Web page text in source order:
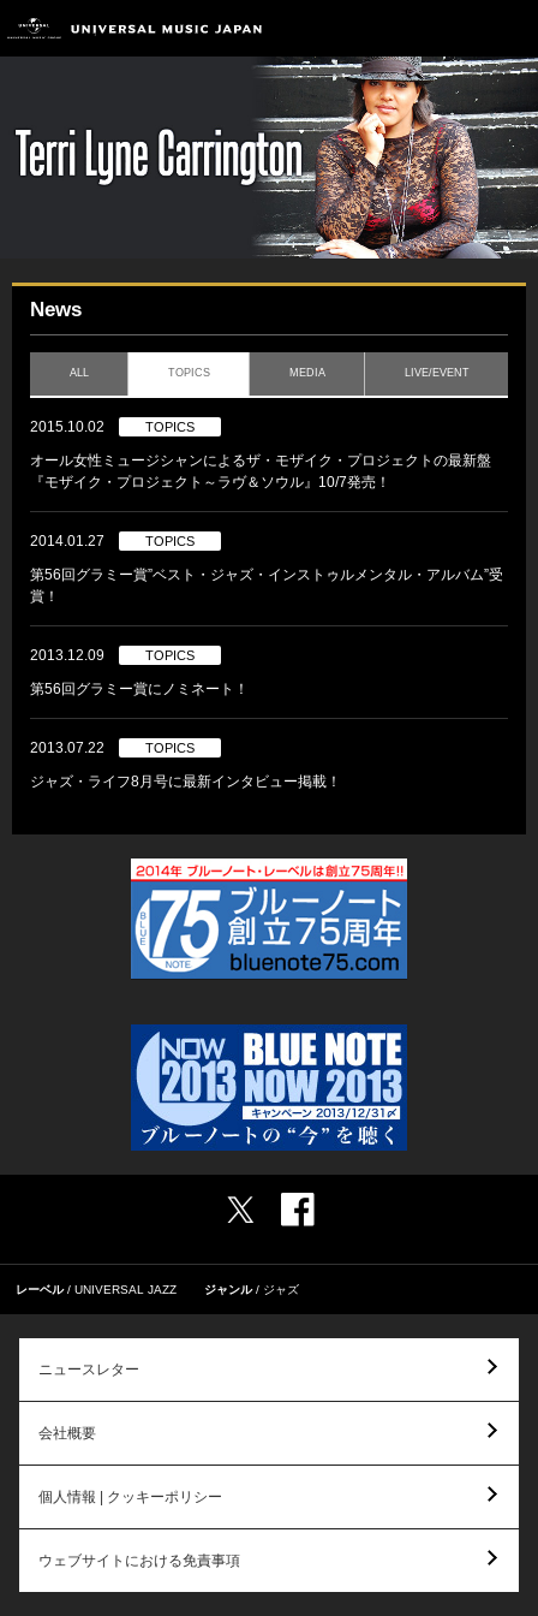
News
ALL TOPICS MEDIA LIVE/EVENT
2015.10.02 TOPICS
オール女性ミュージシャンによるザ・モザイク・プロジェクトの最新盤
『モザイク・プロジェクト～ラヴ＆ソウル』10/7発売！
2014.01.27 TOPICS
第56回グラミー賞”ベスト・ジャズ・インストゥルメンタル・アルバム”受
賞！
2013.12.09 TOPICS
第56回グラミー賞にノミネート！
2013.07.22 TOPICS
ジャズ・ライフ8月号に最新インタビュー掲載！
レーベル UNIVERSAL JAZZ ジャンル ジャズ
ニュースレター
会社概要
個人情報 | クッキーポリシー
ウェブサイトにおける免責事項